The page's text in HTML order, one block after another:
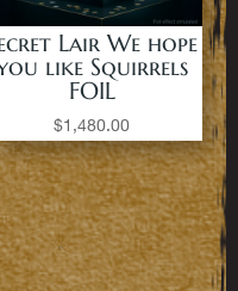
Lair We hope
like Squirrels
FOIL
$1,480.00